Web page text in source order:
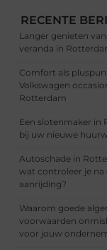
RECENTE
Langer genieten
veranda in
Comfort als
Volkswagen
Rotterdam
Een slotenmaker in
bij uw nieuwe
Autoschade in
wat controleer je na
aanrijding?
Waarom goede
voorwaarden
voor jouw